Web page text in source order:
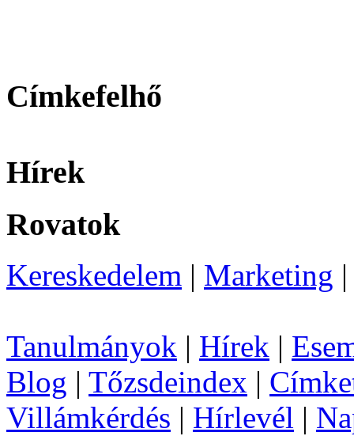
Címkefelhő
Hírek
Rovatok
Kereskedelem | Marketing
Tanulmányok | Hírek |
Blog | Tőzsdeindex |
Villámkérdés | Hírlevél |